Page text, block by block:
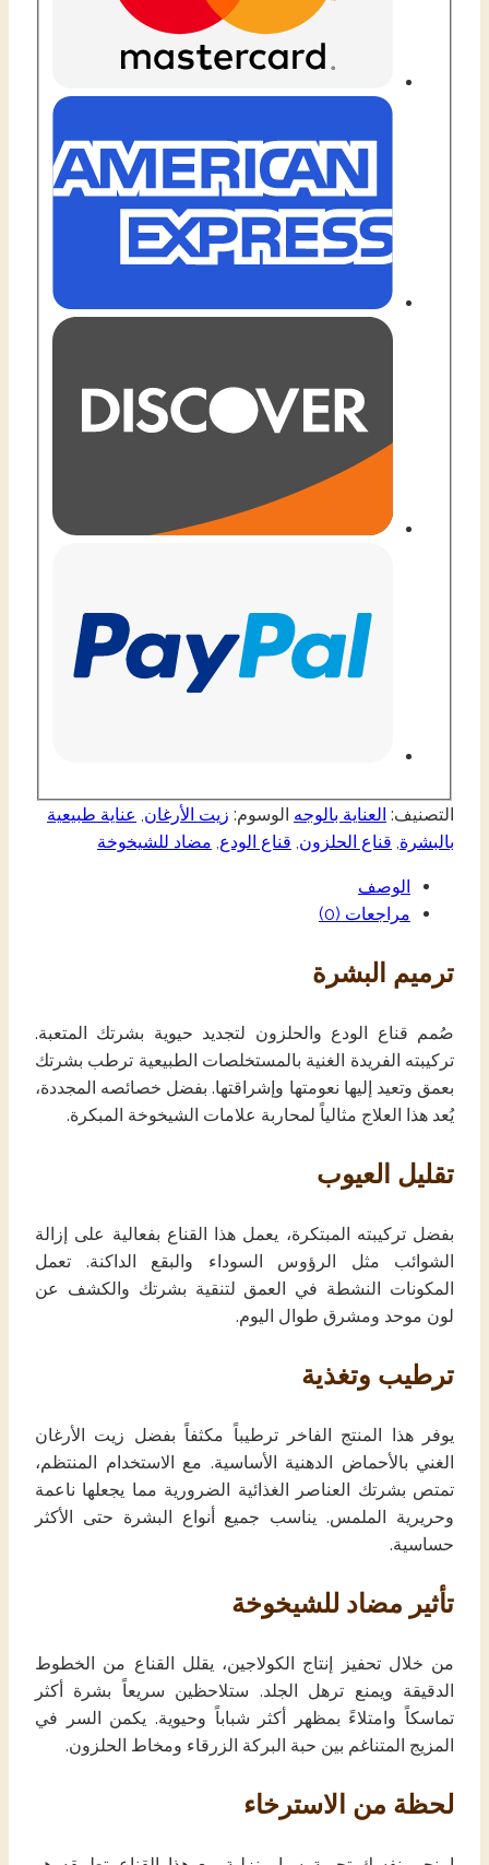
التصنيف: العناية بالوجه الوسوم: زيت الأرغان عناية طبيعية
بالبشرة قناع الحلزون قناع الودع مضاد للشيخوخة
الوصف
مراجعات (0)
ترميم البشرة
صُمم قناع الودع والحلزون لتجديد حيوية بشرتك المتعبة.
تركيبته الفريدة الغنية بالمستخلصات الطبيعية ترطب بشرتك
بعمق وتعيد إليها نعومتها وإشراقتها. بفضل خصائصه المجددة،
يُعد هذا العلاج مثالياً لمحاربة علامات الشيخوخة المبكرة.
تقليل العيوب
بفضل تركيبته المبتكرة، يعمل هذا القناع بفعالية على إزالة
الشوائب مثل الرؤوس السوداء والبقع الداكنة. تعمل
المكونات النشطة في العمق لتنقية بشرتك والكشف عن
لون موحد ومشرق طوال اليوم.
ترطيب وتغذية
يوفر هذا المنتج الفاخر ترطيباً مكثفاً بفضل زيت الأرغان
الغني بالأحماض الدهنية الأساسية. مع الاستخدام المنتظم،
تمتص بشرتك العناصر الغذائية الضرورية مما يجعلها ناعمة
وحريرية الملمس. يناسب جميع أنواع البشرة حتى الأكثر
حساسية.
تأثير مضاد للشيخوخة
من خلال تحفيز إنتاج الكولاجين، يقلل القناع من الخطوط
الدقيقة ويمنع ترهل الجلد. ستلاحظين سريعاً بشرة أكثر
تماسكاً وامتلاءً بمظهر أكثر شباباً وحيوية. يكمن السر في
المزيج المتناغم بين حبة البركة الزرقاء ومخاط الحلزون.
لحظة من الاسترخاء